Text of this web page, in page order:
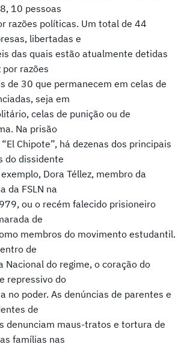
10 pessoas
razões políticas. Um total de 44
libertadas e
das quais estão atualmente detidas
razões
de 30 que permanecem em celas de
seja em
celas de punição ou de
Na prisão
Chipote”, há dezenas dos principais
do dissidente
Dora Téllez, membro da
da FSLN na
ou o recém falecido prisioneiro
de
membros do movimento estudantil.
de
Nacional do regime, o coração do
repressivo do
no poder. As denúncias de parentes e
de
denunciam maus-tratos e tortura de
famílias nas